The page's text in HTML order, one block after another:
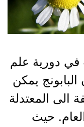
دورية علم
البابونج يمكن
الى المعتدلة
حيث